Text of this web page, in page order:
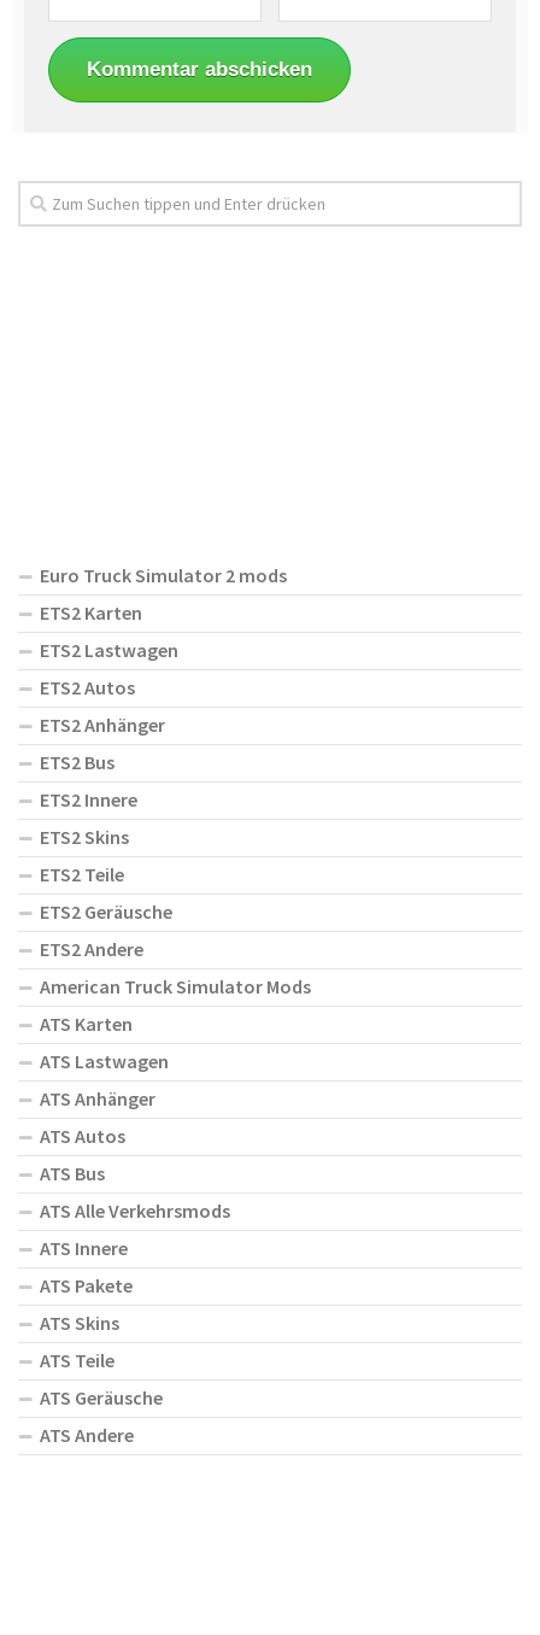
Euro Truck Simulator 2 mods
ETS2 Karten
ETS2 Lastwagen
ETS2 Autos
ETS2 Anhänger
ETS2 Bus
ETS2 Innere
ETS2 Skins
ETS2 Teile
ETS2 Geräusche
ETS2 Andere
American Truck Simulator Mods
ATS Karten
ATS Lastwagen
ATS Anhänger
ATS Autos
ATS Bus
ATS Alle Verkehrsmods
ATS Innere
ATS Pakete
ATS Skins
ATS Teile
ATS Geräusche
ATS Andere